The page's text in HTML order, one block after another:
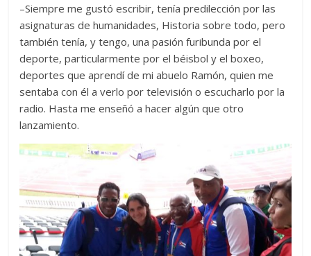
–Siempre me gustó escribir, tenía predilección por las
asignaturas de humanidades, Historia sobre todo, pero
también tenía, y tengo, una pasión furibunda por el
deporte, particularmente por el béisbol y el boxeo,
deportes que aprendí de mi abuelo Ramón, quien me
sentaba con él a verlo por televisión o escucharlo por la
radio. Hasta me enseñó a hacer algún que otro
lanzamiento.